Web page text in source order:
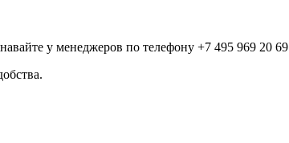
у менеджеров по телефону +7 495 969 20 69